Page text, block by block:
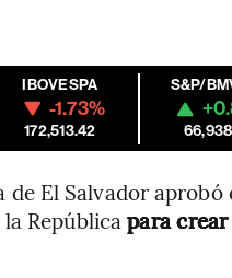
IBOVESPA
-1.73%
172,513.42
S&P/
El Salvador aprobó
Repúblicapara